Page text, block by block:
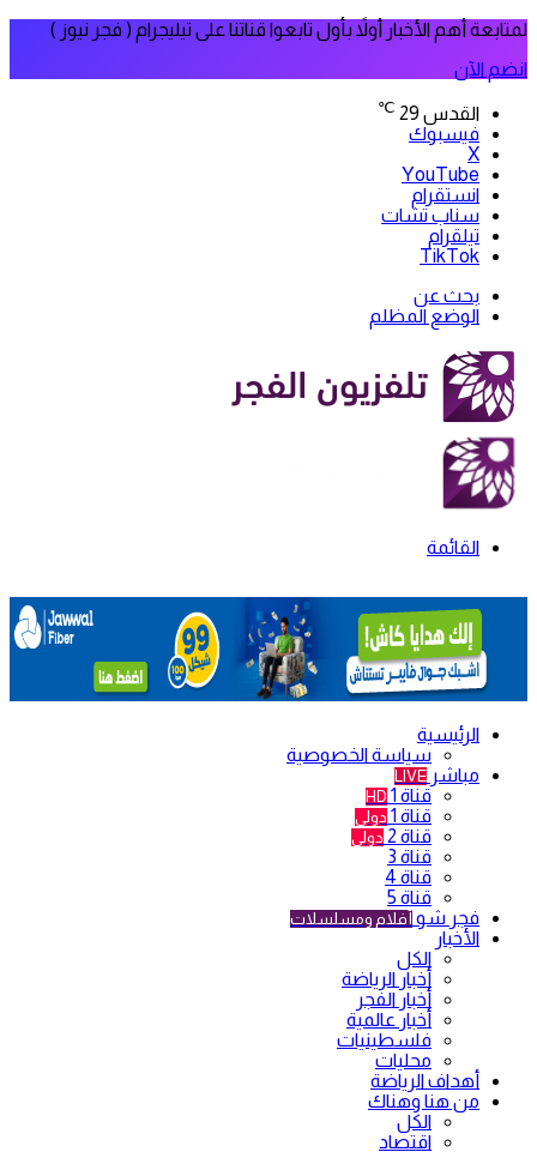
لمتابعة أهم الأخبار أولاً بأول تابعوا قناتنا على تيليجرام ( فجر نيوز )
انضم الآن
القدس 29
℃
فيسبوك
‫X
‫YouTube
انستقرام
سناب تشات
تيلقرام
‫TikTok
بحث عن
الوضع المظلم
القائمة
الرئيسية
سياسة الخصوصية
مباشر LIVE
قناة 1 HD
قناة 1 دولي
قناة 2 دولي
قناة 3
قناة 4
قناة 5
فجر شو أفلام ومسلسلات
الأخبار
الكل
أخبار الرياضة
أخبار الفجر
أخبار عالمية
فلسطينيات
محليات
أهداف الرياضة
من هنا وهناك
الكل
اقتصاد